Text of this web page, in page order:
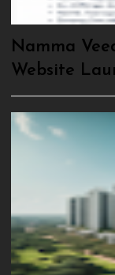
Namma
Website